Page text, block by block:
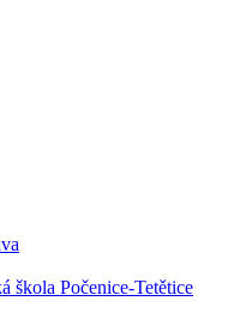
škola Počenice-Tetětice